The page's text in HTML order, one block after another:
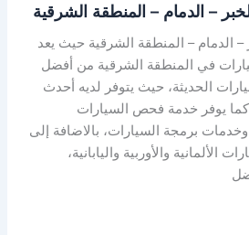
– الدمام – المنطقة الشرقية
– المنطقة الشرقية حيث يعد
في المنطقة الشرقية من أفضل
الحديثة، حيث يتوفر لديه أحدث
يوفر خدمة فحص السيارات
برمجة السيارات، بالاضافة إلى
الألمانية والأوربية واليابانية،